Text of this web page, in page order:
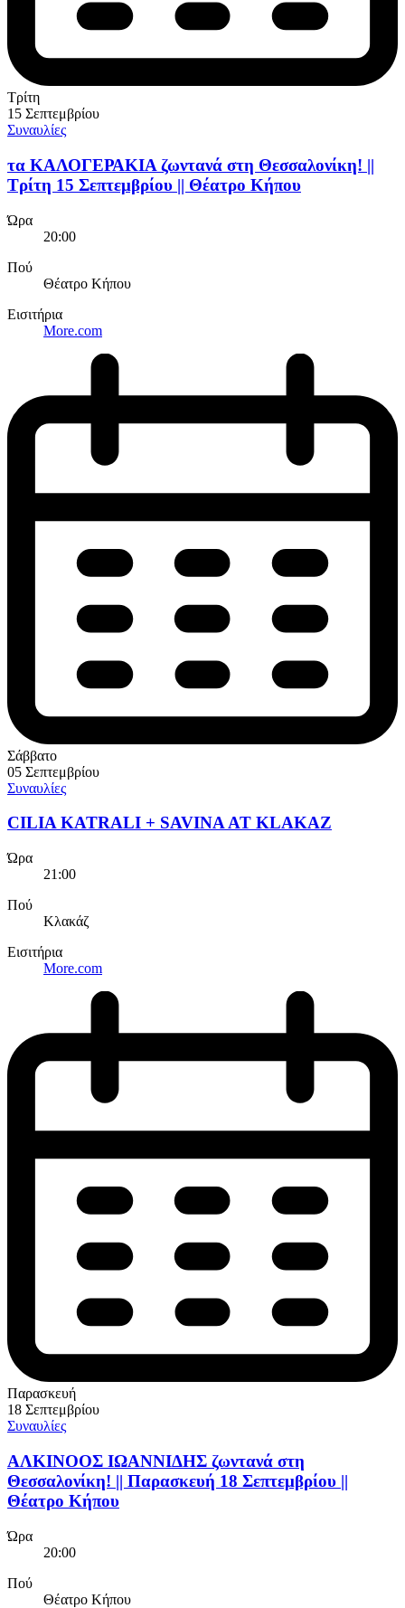
Τρίτη
15 Σεπτεμβρίου
Συναυλίες
τα ΚΑΛΟΓΕΡΑΚΙΑ ζωντανά στη Θεσσαλονίκη! ||
Τρίτη 15 Σεπτεμβρίου || Θέατρο Κήπου
Ώρα
20:00
Πού
Θέατρο Κήπου
Εισιτήρια
More.com
Σάββατο
05 Σεπτεμβρίου
Συναυλίες
CILIA KATRALI + SAVINA AT KLAKAZ
Ώρα
21:00
Πού
Κλακάζ
Εισιτήρια
More.com
Παρασκευή
18 Σεπτεμβρίου
Συναυλίες
ΑΛΚΙΝΟΟΣ ΙΩΑΝΝΙΔΗΣ ζωντανά στη
Θεσσαλονίκη! || Παρασκευή 18 Σεπτεμβρίου ||
Θέατρο Κήπου
Ώρα
20:00
Πού
Θέατρο Κήπου